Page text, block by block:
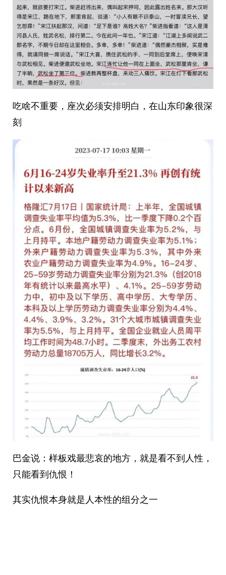
吃啥不重要，座次必须安排明白，在山东印象很深
刻 ​​​
巴金说：样板戏最悲哀的地方，就是看不到人性，
只能看到仇恨！ ​​​
其实仇恨本身就是人本性的组分之一